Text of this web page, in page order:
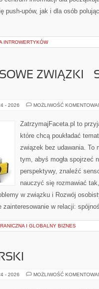
push-upów, jak i dla osób
INTROWERTYKÓW
ZWIĄZKI –
- 2026 MOŻLIWOŚĆ
ZatrzymajFaceta.pl to
które chcą poukładać
związek bez udawania. To
tym, abyś mogła spojrzeć
perspektywy, znaleźć
nauczyć się rozmawiać
w związku i Rozwój
zainteresowanie w relacji:
I GLOBALNY BIZNES
- 2026 MOŻLIWOŚĆ